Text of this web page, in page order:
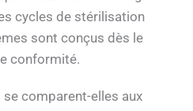
cycles de stérilisation
sont conçus dès le
conformité.
comparent-elles aux